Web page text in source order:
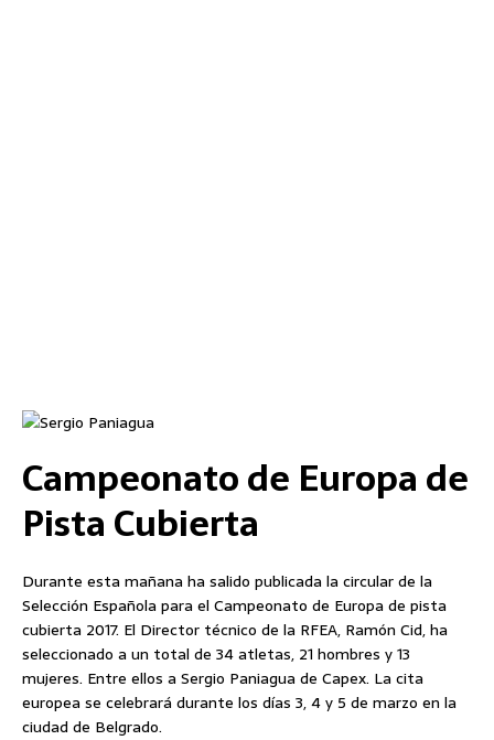
Campeonato de Europa de
Pista Cubierta
Durante esta mañana ha salido publicada la circular de la
Selección Española para el Campeonato de Europa de pista
cubierta 2017. El Director técnico de la RFEA, Ramón Cid, ha
seleccionado a un total de 34 atletas, 21 hombres y 13
mujeres. Entre ellos a Sergio Paniagua de Capex. La cita
europea se celebrará durante los días 3, 4 y 5 de marzo en la
ciudad de Belgrado.